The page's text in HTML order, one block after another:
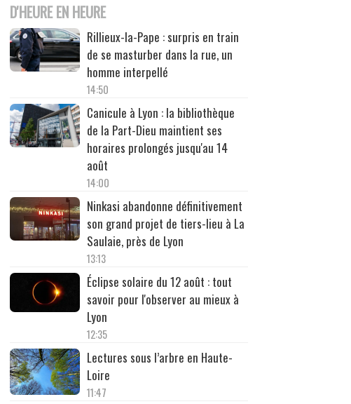
D'HEURE EN HEURE
Rillieux-la-Pape : surpris en train
de se masturber dans la rue, un
homme interpellé
14:50
Canicule à Lyon : la bibliothèque
de la Part-Dieu maintient ses
horaires prolongés jusqu'au 14
août
14:00
Ninkasi abandonne définitivement
son grand projet de tiers-lieu à La
Saulaie, près de Lyon
13:13
Éclipse solaire du 12 août : tout
savoir pour l'observer au mieux à
Lyon
12:35
Lectures sous l’arbre en Haute-
Loire
11:47